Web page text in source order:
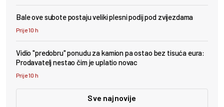
Bale ove subote postaju veliki plesni podij pod zvijezdama
Prije 10 h
Vidio "predobru" ponudu za kamion pa ostao bez tisuća eura:
Prodavatelj nestao čim je uplatio novac
Prije 10 h
Sve najnovije